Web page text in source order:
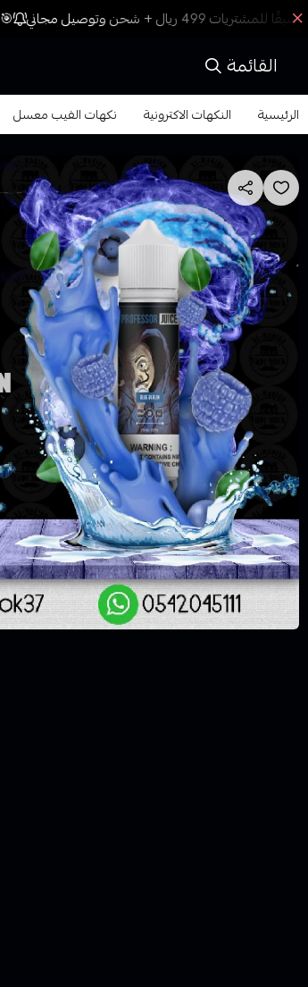
🎯
القائمة
الرئيسية النكهات الاكترونية نكهات الفيب معسل